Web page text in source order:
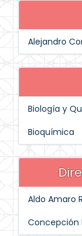
Alejandro
Biología y
Bioquímica
Aldo Amaro
Concepción